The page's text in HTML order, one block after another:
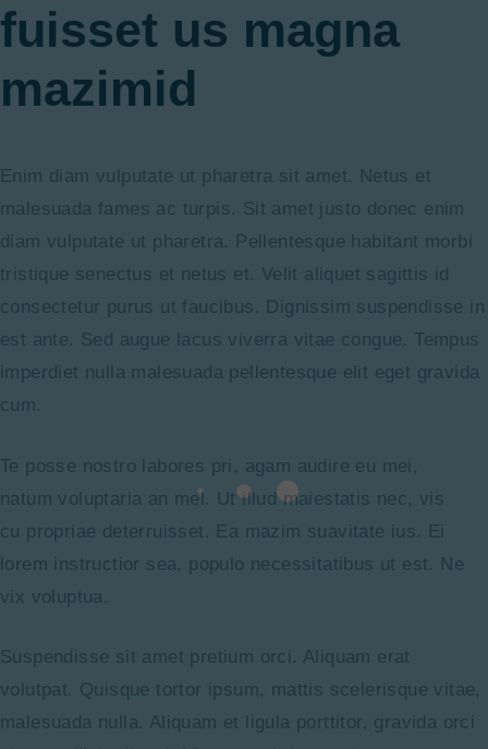
fuisset us magna
mazimid
Enim diam vulputate ut pharetra sit amet. Netus et
malesuada fames ac turpis. Sit amet justo donec enim
diam vulputate ut pharetra. Pellentesque habitant morbi
tristique senectus et netus et. Velit aliquet sagittis id
consectetur purus ut faucibus. Dignissim suspendisse in
est ante. Sed augue lacus viverra vitae congue. Tempus
imperdiet nulla malesuada pellentesque elit eget gravida
cum.
Te posse nostro labores pri, agam audire eu mei,
natum voluptaria an mel. Ut illud maiestatis nec, vis
cu propriae deterruisset. Ea mazim suavitate ius. Ei
lorem instructior sea, populo necessitatibus ut est. Ne
vix voluptua.
Suspendisse sit amet pretium orci. Aliquam erat
volutpat. Quisque tortor ipsum, mattis scelerisque vitae,
malesuada nulla. Aliquam et ligula porttitor, gravida orci